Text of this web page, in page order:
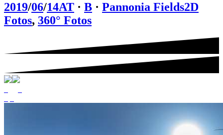
2019/06/14AT · B · Pannonia Fields2D
Fotos, 360° Fotos